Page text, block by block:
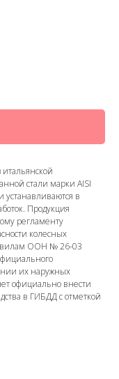
итальянской
стали марки AISI
устанавливаются в
Продукция
регламенту
колесных
ООН № 26-03
их наружных
официально внести
в ГИБДД с отметкой